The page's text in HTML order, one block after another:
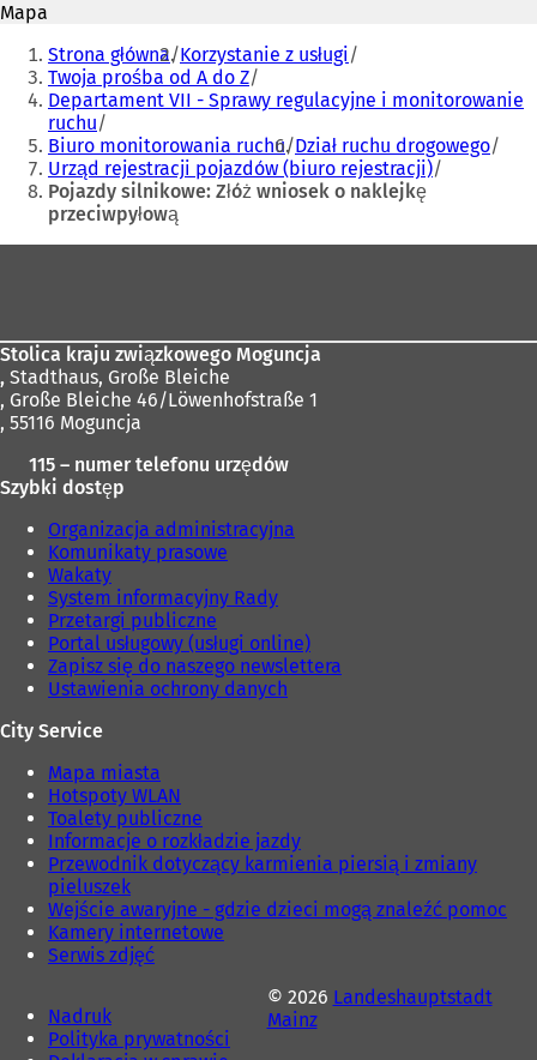
w
n
o
e
j
k
n
w
e
j
)
Mapa
Jesteś
tutaj:
Strona główna Korzystanie z usługi
Twoja prośba od A do Z
Departament VII - Sprawy regulacyjne i monitorowanie
ruchu
Biuro monitorowania ruchu Dział ruchu drogowego
Urząd rejestracji pojazdów (biuro rejestracji)
Pojazdy silnikowe: Złóż wniosek o naklejkę
przeciwpyłową
Stolica kraju związkowego Moguncja
, Stadthaus, Große Bleiche
, Große Bleiche 46/Löwenhofstraße 1
, 55116 Moguncja
115 – numer telefonu urzędów
Szybki dostęp
Organizacja administracyjna
Komunikaty prasowe
Wakaty
System informacyjny Rady
Przetargi publiczne
Portal usługowy (usługi online)
Zapisz się do naszego newslettera
Ustawienia ochrony danych
City Service
Mapa miasta
Hotspoty WLAN
Toalety publiczne
Informacje o rozkładzie jazdy
Przewodnik dotyczący karmienia piersią i zmiany
pieluszek
Wejście awaryjne - gdzie dzieci mogą znaleźć pomoc
Kamery internetowe
Serwis zdjęć
Nadruk
Polityka prywatności
© 2026 Landeshauptstadt
Mainz